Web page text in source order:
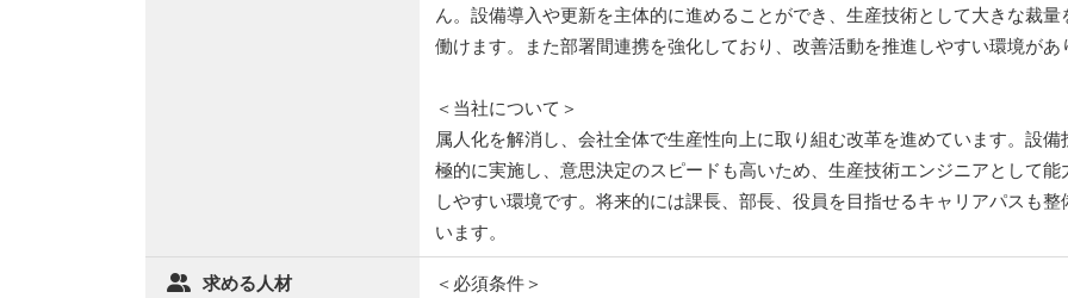
ん。設備導入や更新を主体的に進めることができ、生産技術として大きな裁量
働けます。また部署間連携を強化しており、改善活動を推進しやすい環境があ
＜当社について＞
属人化を解消し、会社全体で生産性向上に取り組む改革を進めています。設備
極的に実施し、意思決定のスピードも高いため、生産技術エンジニアとして能
しやすい環境です。将来的には課長、部長、役員を目指せるキャリアパスも整
います。
求める人材
＜必須条件＞